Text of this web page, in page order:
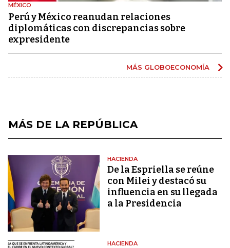
MÉXICO
Perú y México reanudan relaciones
diplomáticas con discrepancias sobre
expresidente
MÁS GLOBOECONOMÍA
MÁS DE LA REPÚBLICA
HACIENDA
De la Espriella se reúne
con Milei y destacó su
influencia en su llegada
a la Presidencia
HACIENDA